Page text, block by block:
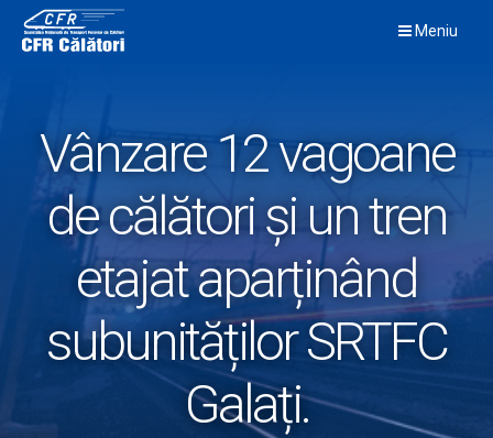
content
Meniu
Vânzare 12 vagoane
de călători și un tren
etajat aparținând
subunităților SRTFC
Galați.